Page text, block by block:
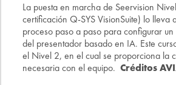
La puesta en marcha de Seervision
certificación Q-SYS VisionSuite) lo lleva
proceso paso a paso para configurar
del presentador basado en IA. Este
el Nivel 2, en el cual se proporciona la
necesaria con el equipo. Créditos